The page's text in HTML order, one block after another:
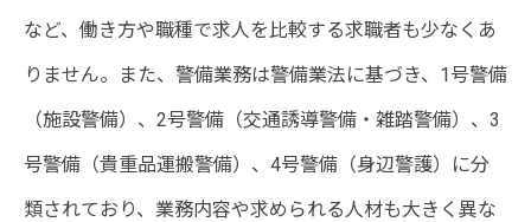
など、働き方や職種で求人を比較する求職者も少なくあ
りません。また、警備業務は警備業法に基づき、1号警備
（施設警備）、2号警備（交通誘導警備・雑踏警備）、3
号警備（貴重品運搬警備）、4号警備（身辺警護）に分
類されており、業務内容や求められる人材も大きく異な